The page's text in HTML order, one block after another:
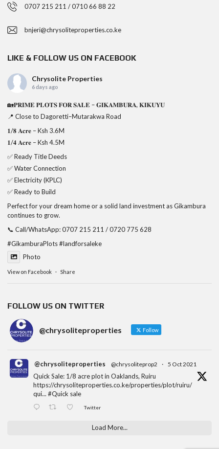
0707 215 211 / 0710 66 88 22
bnjeri@chrysoliteproperties.co.ke
LIKE & FOLLOW US ON FACEBOOK
Chrysolite Properties
6 days ago
🏡𝐏𝐑𝐈𝐌𝐄 𝐏𝐋𝐎𝐓𝐒 𝐅𝐎𝐑 𝐒𝐀𝐋𝐄 – 𝐆𝐈𝐊𝐀𝐌𝐁𝐔𝐑𝐀, 𝐊𝐈𝐊𝐔𝐘𝐔
📍 Close to Dagoretti–Mutarakwa Road
𝟏/𝟖 𝐀𝐜𝐫𝐞 – Ksh 3.6M
𝟏/𝟒 𝐀𝐜𝐫𝐞 – Ksh 4.5M
✅ Ready Title Deeds
✅ Water Connection
✅ Electricity (KPLC)
✅ Ready to Build
Perfect for your dream home or a solid land investment as Gikambura
continues to grow.
📞 Call/WhatsApp: 0707 215 211 / 0720 775 628
#GikamburaPlots#landforsaleke
Photo
View on Facebook · Share
FOLLOW US ON TWITTER
@chrysoliteproperties Follow
@chrysoliteproperties @chrysoliteprop2 · 5 Oct 2021
Quick Sale: 1/8 acre plot in Oaklands, Ruiru
https://chrysoliteproperties.co.ke/properties/plot/ruiru/
qui... #Quick sale
Twitter
Load More...